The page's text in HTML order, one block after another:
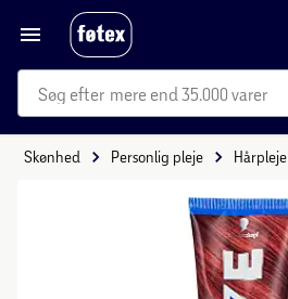
mere end 35.000 varer
Skønhed Personlig pleje Hårpleje